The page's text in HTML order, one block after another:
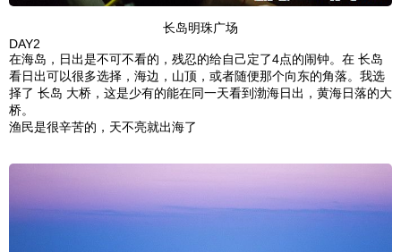
长岛明珠广场
DAY2
在海岛，日出是不可不看的，残忍的给自己定了4点的闹钟。在 长岛
看日出可以很多选择，海边，山顶，或者随便那个向东的角落。我选
择了 长岛 大桥，这是少有的能在同一天看到渤海日出，黄海日落的大
桥。
渔民是很辛苦的，天不亮就出海了